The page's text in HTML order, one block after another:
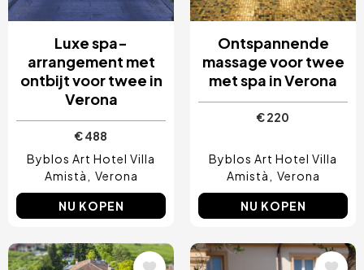
Luxe spa-
arrangement met
ontbijt voor twee in
Verona
€ 488
Byblos Art Hotel Villa
Amistà
Verona
NU KOPEN
Ontspannende
massage voor twee
met spa in Verona
€ 220
Byblos Art Hotel Villa
Amistà
Verona
NU KOPEN
Afbeelding Afbeelding